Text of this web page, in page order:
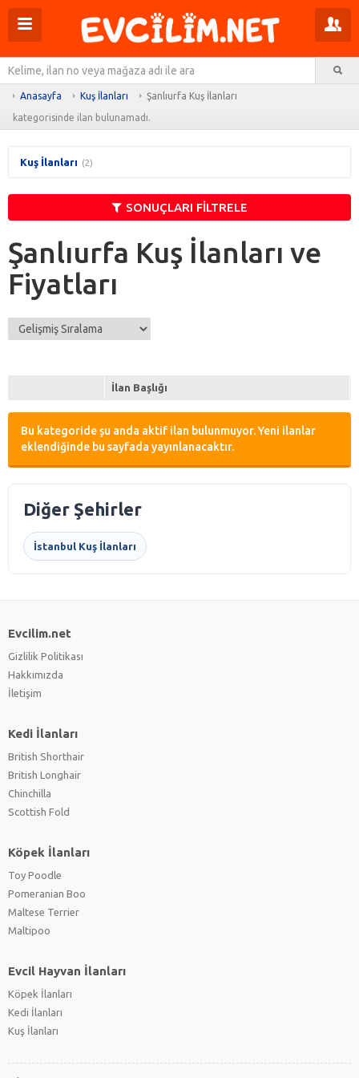
Menüyü
aç
Anasayfa Kuş İlanları Şanlıurfa Kuş İlanları
kategorisinde ilan bulunamadı.
Kuş İlanları (2)
SONUÇLARI FİLTRELE
Şanlıurfa Kuş İlanları ve
Fiyatları
İlan Başlığı
Bu kategoride şu anda aktif ilan bulunmuyor. Yeni ilanlar
eklendiğinde bu sayfada yayınlanacaktır.
Diğer Şehirler
İstanbul Kuş İlanları
Evcilim.net
Gizlilik Politikası
Hakkımızda
İletişim
Kedi İlanları
British Shorthair
British Longhair
Chinchilla
Scottish Fold
Köpek İlanları
Toy Poodle
Pomeranian Boo
Maltese Terrier
Maltipoo
Evcil Hayvan İlanları
Köpek İlanları
Kedi İlanları
Kuş İlanları